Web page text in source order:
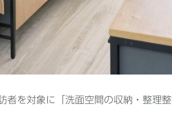
者を対象に「洗面空間の収納・整理